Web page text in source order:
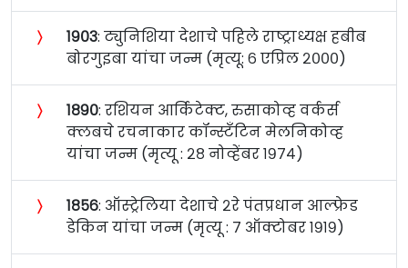
〉 १९०३: ट्युनिशिया देशाचे पहिले राष्ट्राध्यक्ष हबीब
बोरगुइबा यांचा जन्म (मृत्यू: ६ एप्रिल २०००)
〉 १८९०: रशियन आर्किटेक्ट, रुसाकोव्ह वर्कर्स
क्लबचे रचनाकार कॉन्स्टँटिन मेलनिकोव्ह
यांचा जन्म (मृत्यू : २८ नोव्हेंबर १९७४)
〉 १८५६: ऑस्ट्रेलिया देशाचे २रे पंतप्रधान आल्फ्रेड
डेकिन यांचा जन्म (मृत्यू : ७ ऑक्टोबर १९१९)